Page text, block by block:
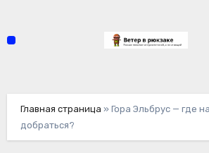
содержимому
Главная страница » Гора Эльбрус — где
добраться?